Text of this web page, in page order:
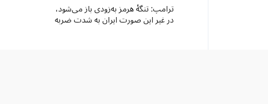
ترامپ: تنگهٔ هرمز به‌زودی باز می‌شود،
در غیر این صورت ایران به شدت ضربه